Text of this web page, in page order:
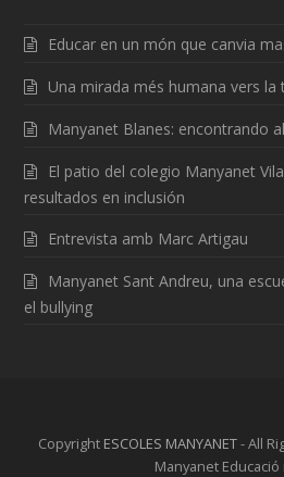
Educar en un món que canvia
Una mirada més humana vers la
Manyanet Blanes: encontrando
El patio del colegio Manyanet
resultados en inclusión
Entrevista amb Marc Artigau
Manyanet Sant Andreu, una
el bullying
Copyright ESCOLES MANYANET- All
Manyanet Educació